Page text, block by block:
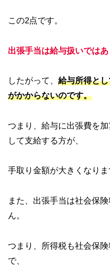
この2点です。
出張手当は給与扱いではあ
したがって、 給与所得と
がかからないのです。
つまり、給与に出張費を
して支給する方が、
手取り金額が大きくなりま
また、出張手当は社会保
ん。
つまり、所得税も社会保
で、